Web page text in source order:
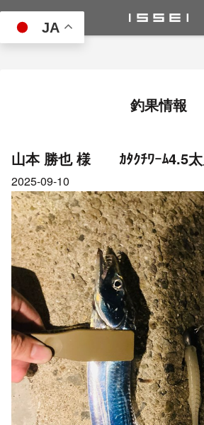
JA
釣果情報
山本 勝也 様 ｶﾀｸﾁﾜｰﾑ4.5太
2025-09-10